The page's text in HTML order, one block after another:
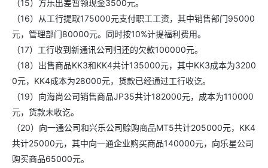
（15）方乐出差暂领现金3500元。
（16）从工行提取175000元支付职工工资，其中销售部门95000
元，管理部门80000元。同时按10%计提福利费用。
（17）工行收到新通讯公司归还的欠款100000元。
（18）出售商品KK3和KK4共计135000元，其中KK3成本为3200
0元，KK4成本为28000元，货款已经通过工行收讫。
（19）向海尚公司销售商品JP35共计182000元，成本为110000
元，货款未收讫。
（20）向一通公司和兴乐公司赊购商品MT5共计205000元，KK4
共计25000元，其中向一通企业购买商品140000元，向乐星公司
购买商品65000元。